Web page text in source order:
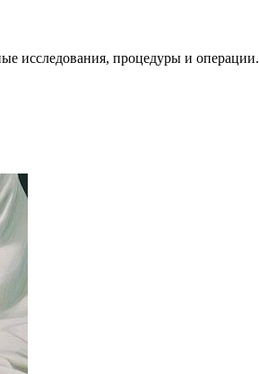
исследования, процедуры и операции.